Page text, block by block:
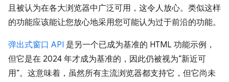
且被认为在各大浏览器中广泛可用，这令人放心。类似这样
的功能应该能让您放心地采用您可能认为过于前沿的功能。
弹出式窗口 API 是另一个已成为基准的 HTML 功能示例，
但它是在 2024 年才成为基准的，因此仍被视为“新近可
用”。这意味着，虽然所有主流浏览器都支持它，但它尚未